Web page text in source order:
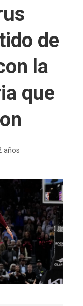
de
la
que
años